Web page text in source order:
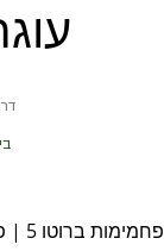
פחמימות ברוטו 5 | פחמימות נטו 5 | שומן 359 | חלבון 38 | יחס קיטו 8.5